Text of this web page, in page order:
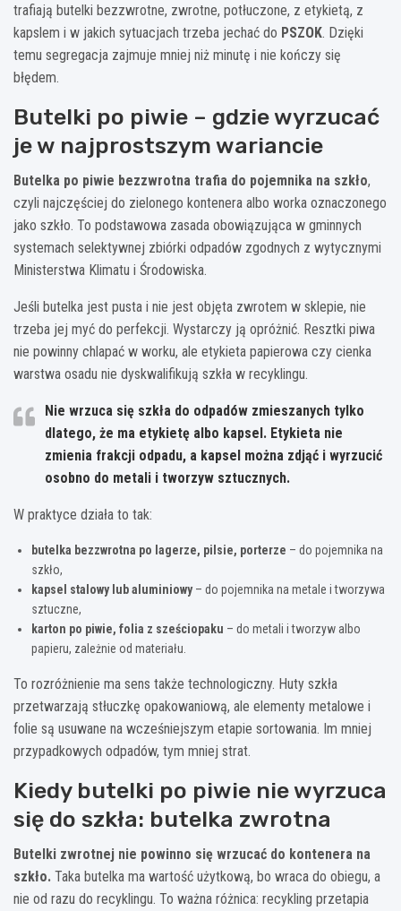
trafiają butelki bezzwrotne, zwrotne, potłuczone, z etykietą, z
kapslem i w jakich sytuacjach trzeba jechać do PSZOK. Dzięki
temu segregacja zajmuje mniej niż minutę i nie kończy się
błędem.
Butelki po piwie – gdzie wyrzucać
je w najprostszym wariancie
Butelka po piwie bezzwrotna trafia do pojemnika na szkło,
czyli najczęściej do zielonego kontenera albo worka oznaczonego
jako szkło. To podstawowa zasada obowiązująca w gminnych
systemach selektywnej zbiórki odpadów zgodnych z wytycznymi
Ministerstwa Klimatu i Środowiska.
Jeśli butelka jest pusta i nie jest objęta zwrotem w sklepie, nie
trzeba jej myć do perfekcji. Wystarczy ją opróżnić. Resztki piwa
nie powinny chlapać w worku, ale etykieta papierowa czy cienka
warstwa osadu nie dyskwalifikują szkła w recyklingu.
Nie wrzuca się szkła do odpadów zmieszanych tylko
dlatego, że ma etykietę albo kapsel. Etykieta nie
zmienia frakcji odpadu, a kapsel można zdjąć i wyrzucić
osobno do metali i tworzyw sztucznych.
W praktyce działa to tak:
butelka bezzwrotna po lagerze, pilsie, porterze – do pojemnika na
szkło,
kapsel stalowy lub aluminiowy– do pojemnika na metale i tworzywa
sztuczne,
karton po piwie, folia z sześciopaku – do metali i tworzyw albo
papieru, zależnie od materiału.
To rozróżnienie ma sens także technologiczny. Huty szkła
przetwarzają stłuczkę opakowaniową, ale elementy metalowe i
folie są usuwane na wcześniejszym etapie sortowania. Im mniej
przypadkowych odpadów, tym mniej strat.
Kiedy butelki po piwie nie wyrzuca
się do szkła: butelka zwrotna
Butelki zwrotnej nie powinno się wrzucać do kontenera na
szkło. Taka butelka ma wartość użytkową, bo wraca do obiegu, a
nie od razu do recyklingu. To ważna różnica: recykling przetapia